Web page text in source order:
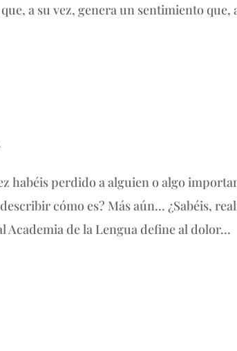
a su vez, genera un sentimiento que,
habéis perdido a alguien o algo
cómo es? Más aún… ¿Sabéis,
Academia de la Lengua define al dolor...